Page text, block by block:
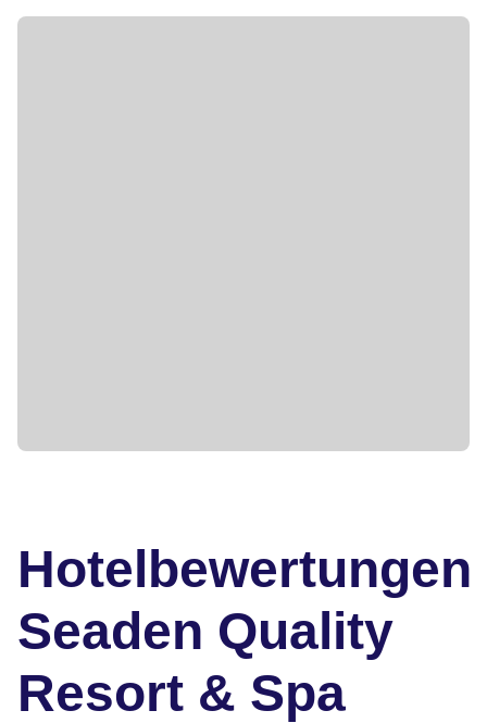
Hotelbewertungen
Seaden Quality
Resort & Spa